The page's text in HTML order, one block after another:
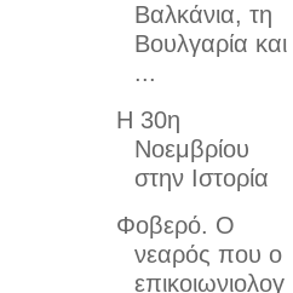
Βαλκάνια, τη
Βουλγαρία και
...
H 30η
Νοεμβρίου
στην Ιστορία
Φοβερό. Ο
νεαρός που ο
επικοιωνιολογ